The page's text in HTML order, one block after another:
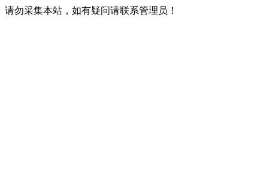
请勿采集本站，如有疑问请联系管理员！